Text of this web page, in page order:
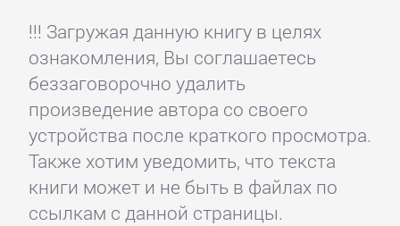
!!! Загружая данную книгу в целях
ознакомления, Вы соглашаетесь
беззаговорочно удалить
произведение автора со своего
устройства после краткого просмотра.
Также хотим уведомить, что текста
книги может и не быть в файлах по
ссылкам с данной страницы.